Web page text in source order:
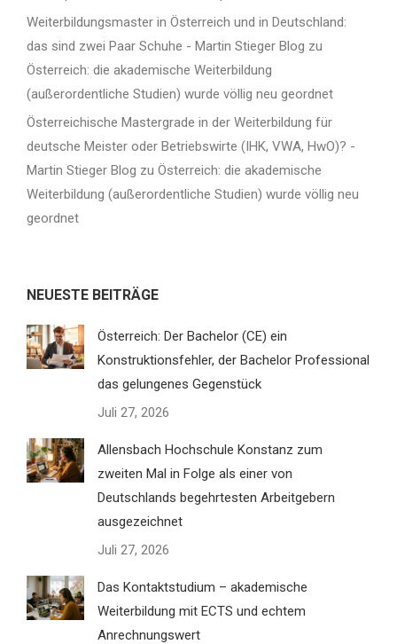
Weiterbildungsmaster in Österreich und in Deutschland:
das sind zwei Paar Schuhe - Martin Stieger Blog zu
Österreich: die akademische Weiterbildung
(außerordentliche Studien) wurde völlig neu geordnet
Österreichische Mastergrade in der Weiterbildung für
deutsche Meister oder Betriebswirte (IHK, VWA, HwO)? -
Martin Stieger Blog zu Österreich: die akademische
Weiterbildung (außerordentliche Studien) wurde völlig neu
geordnet
NEUESTE BEITRÄGE
Österreich: Der Bachelor (CE) ein
Konstruktionsfehler, der Bachelor Professional
das gelungenes Gegenstück
Juli 27, 2026
Allensbach Hochschule Konstanz zum
zweiten Mal in Folge als einer von
Deutschlands begehrtesten Arbeitgebern
ausgezeichnet
Juli 27, 2026
Das Kontaktstudium – akademische
Weiterbildung mit ECTS und echtem
Anrechnungswert